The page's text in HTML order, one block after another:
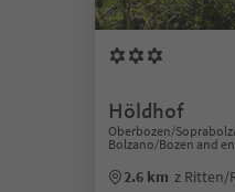
Höldhof
Oberbozen/
Bolzano/Bozen and
2.6 km z Ritten/